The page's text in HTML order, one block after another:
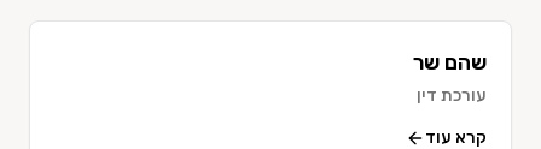
שהם שר
עורכת דין
קרא עוד